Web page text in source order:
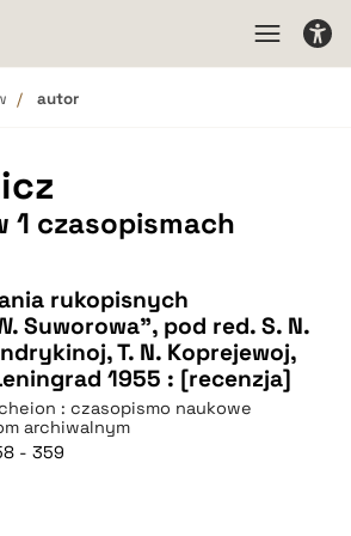
autor
1 czasopismach
rukopisnych
Suworowa", pod red. S. N.
T. N. Koprejewoj,
1955 : [recenzja]
: czasopismo naukowe
archiwalnym
- 359